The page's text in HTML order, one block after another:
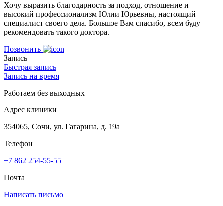
Хочу выразить благодарность за подход, отношение и
высокий профессионализм Юлии Юрьевны, настоящий
специалист своего дела. Большое Вам спасибо, всем буду
рекомендовать такого доктора.
Позвонить
Запись
Быстрая запись
Запись на время
Работаем без выходных
Адрес клиники
354065, Сочи, ул. Гагарина, д. 19а
Телефон
+7 862 254-55-55
Почта
Написать письмо